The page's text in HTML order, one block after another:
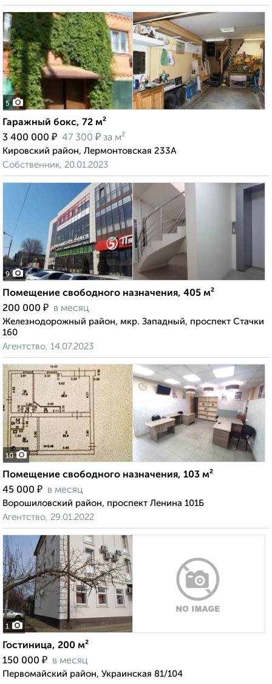
5
Гаражный бокс, 72 м²
3 400 000 ₽ 47 300 ₽ за м²
Кировский район, Лермонтовская 233А
Собственник, 20.01.2023
9
Помещение свободного назначения, 405 м²
200 000 ₽ в месяц
Железнодорожный район, мкр. Западный, проспект Стачки
160
Агентство, 14.07.2023
10
Помещение свободного назначения, 103 м²
45 000 ₽ в месяц
Ворошиловский район, проспект Ленина 101Б
Агентство, 29.01.2022
1
Гостиница, 200 м²
150 000 ₽ в месяц
Первомайский район, Украинская 81/104